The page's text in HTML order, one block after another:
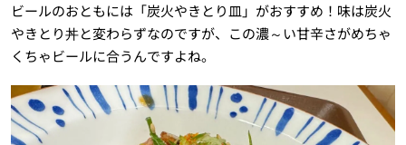
ビールのおともには「炭火やきとり皿」がおすすめ！味は炭火
やきとり丼と変わらずなのですが、この濃～い甘辛さがめちゃ
くちゃビールに合うんですよね。